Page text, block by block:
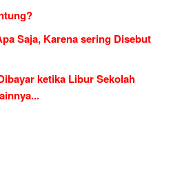
Saja, Karena sering Disebut
ketika Libur Sekolah